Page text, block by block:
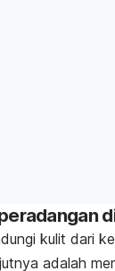
kulit dari
adalah